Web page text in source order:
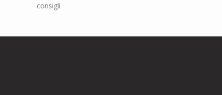
consigli